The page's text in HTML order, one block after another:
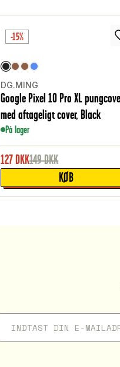
-15%
DG.MING
Google Pixel 10 Pro XL
med aftageligt cover, Black
På lager
127 DKK149DKK
KØB